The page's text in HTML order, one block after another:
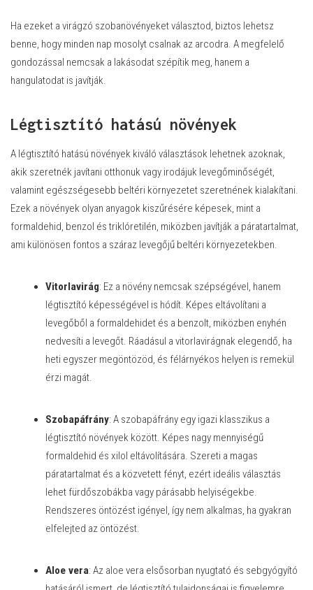
Ha ezeket a virágzó szobanövényeket választod, biztos lehetsz
benne, hogy minden nap mosolyt csalnak az arcodra. A megfelelő
gondozással nemcsak a lakásodat szépítik meg, hanem a
hangulatodat is javítják.
Légtisztító hatású növények
A légtisztító hatású növények kiváló választások lehetnek azoknak,
akik szeretnék javítani otthonuk vagy irodájuk levegőminőségét,
valamint egészségesebb beltéri környezetet szeretnének kialakítani.
Ezek a növények olyan anyagok kiszűrésére képesek, mint a
formaldehid, benzol és triklóretilén, miközben javítják a páratartalmat,
ami különösen fontos a száraz levegőjű beltéri környezetekben.
Vitorlavirág: Ez a növény nemcsak szépségével, hanem
légtisztító képességével is hódít. Képes eltávolítani a
levegőből a formaldehidet és a benzolt, miközben enyhén
nedvesíti a levegőt. Ráadásul a vitorlavirágnak elegendő, ha
heti egyszer megöntözöd, és félárnyékos helyen is remekül
érzi magát.
Szobapáfrány: A szobapáfrány egy igazi klasszikus a
légtisztító növények között. Képes nagy mennyiségű
formaldehid és xilol eltávolítására. Szereti a magas
páratartalmat és a közvetett fényt, ezért ideális választás
lehet fürdőszobákba vagy párásabb helyiségekbe.
Rendszeres öntözést igényel, így nem alkalmas, ha gyakran
elfelejted az öntözést.
Aloe vera: Az aloe vera elsősorban nyugtató és sebgyógyító